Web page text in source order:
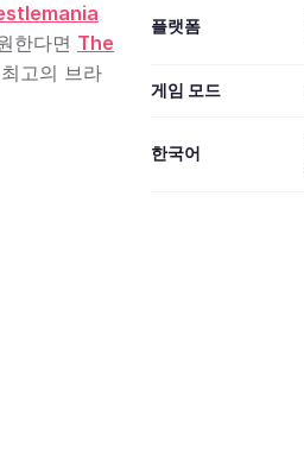
한다면 The
고의 브라
플랫폼
게임 모드
한국어